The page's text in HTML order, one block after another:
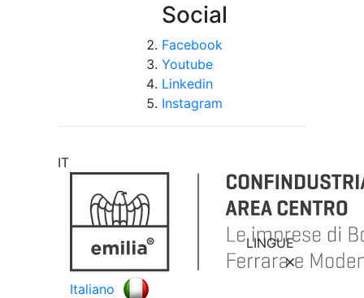
Social
Facebook
Youtube
Linkedin
Instagram
IT
LINGUE
Italiano